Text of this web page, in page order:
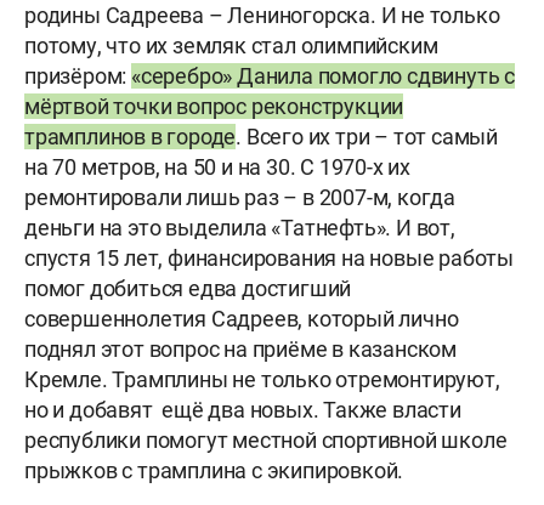
родины Садреева – Лениногорска. И не только
потому, что их земляк стал олимпийским
призёром: «серебро» Данила помогло сдвинуть с
мёртвой точки вопрос реконструкции
трамплинов в городе. Всего их три – тот самый
на 70 метров, на 50 и на 30. С 1970-х их
ремонтировали лишь раз – в 2007-м, когда
деньги на это выделила «Татнефть». И вот,
спустя 15 лет, финансирования на новые работы
помог добиться едва достигший
совершеннолетия Садреев, который лично
поднял этот вопрос на приёме в казанском
Кремле. Трамплины не только отремонтируют,
но и добавят ещё два новых. Также власти
республики помогут местной спортивной школе
прыжков с трамплина с экипировкой.